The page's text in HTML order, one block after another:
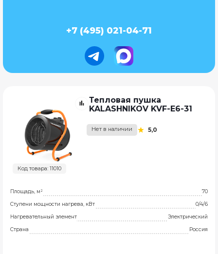
+7 (495) 021-04-71
Код товара: 11010
Тепловая пушка
KALASHNIKOV KVF-E6-31
Нет в наличии 5,0
Площадь, м²
70
Ступени мощности нагрева, кВт
0/4/6
Нагревательный элемент
Электрический
Страна
Россия